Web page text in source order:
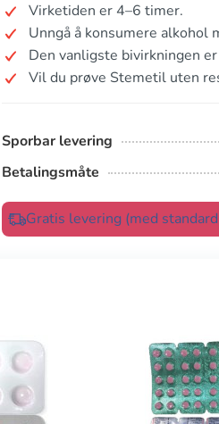
Virketiden er 4–6 timer.
Unngå å konsumere alkohol
Den vanligste bivirkningen
Vil du prøve Stemetil uten
Sporbar levering
Betalingsmåte
Gratis levering (med